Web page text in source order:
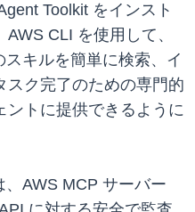
Toolkit をインスト
CLI を使用して、
キルを簡単に検索、イ
スク完了のための専門的
ントに提供できるように
、AWS MCP サーバー